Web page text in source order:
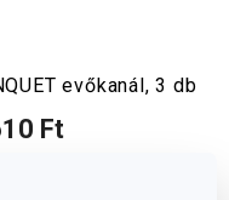
evőkanál, 3 db
Ft